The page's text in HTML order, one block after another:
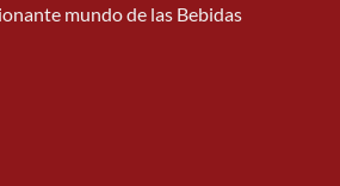
mundo de las Bebidas